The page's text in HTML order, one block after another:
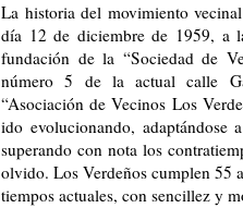
La historia del movimiento
día 12 de diciembre de 1959, a
fundación de la “Sociedadde
número 5 de la actual calle
“Asociación de Vecinos Los
ido evolucionando,
superando con nota los
olvido. Los Verdeños cumplen 55
tiempos actuales, con sencillez y